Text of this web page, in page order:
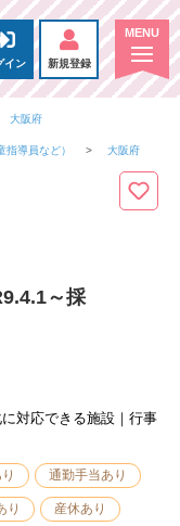
イン 新規登録
大阪府
導員など） 大阪府
～採
対応できる施設｜行事
通勤手当あり
り 産休あり